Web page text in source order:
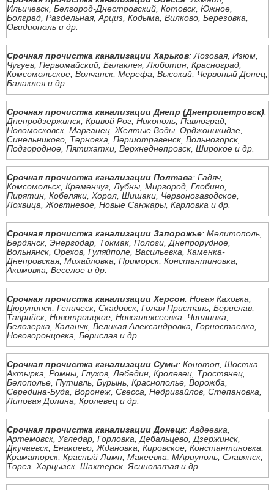
Ильичевск, Белгород-Днестровский, Котовск, Южное,
Болград, Раздельная, Арциз, Кодыма, Вилково, Березовка,
Овидиополь и др.
Срочная прочистка канализации Харьков: Лозовая, Изюм,
Чугуев, Первомайский, Балаклея, Люботин, Красноград,
Комсомольское, Волчанск, Мерефа, Высокий, Червоный Донец,
Балаклея и др.
Срочная прочистка канализации Днепр (Днепропетровск):
Днепродзержинск, Кривой Рог, Никополь, Павлоград,
Новомосковск, Марганец, Желтые Воды, Орджоникидзе,
Синельниково, Терновка, Першотравенск, Вольногорск,
Подгородное, Пятихатки, Верхнеднепровск, Широкое и др.
Срочная прочистка канализации Полтава: Гадяч,
Комсомольск, Кременчуг, Лубны, Миргород, Глобино,
Пирятин, Кобеляки, Хорол, Шишаки, Червонозаводское,
Лохвица, Жовтневое, Новые Санжары, Карловка и др.
Срочная прочистка канализации Запорожье: Мелитополь,
Бердянск, Энергодар, Токмак, Пологи, Днепрорудное,
Вольнянск, Орехов, Гуляйполе, Васильевка, Каменка-
Днепровская, Михайловка, Приморск, Константиновка,
Акимовка, Веселое и др.
Срочная прочистка канализации Херсон: Новая Каховка,
Цюрупинск, Геническ, Скадовск, Голая Пристань, Берислав,
Таврийск, Новотроицкое, Новоалексеевка, Чиплинка,
Белозерка, Каланчк, Великая Александровка, Горностаевка,
Нововоронцовка, Берислав и др.
Срочная прочистка канализации Сумы: Конотоп, Шостка,
Ахтырка, Ромны, Глухов, Лебедин, Кролевец, Тростянец,
Белополье, Путивль, Бурынь, Краснополье, Ворожба,
Середина-Буда, Воронеж, Свесса, Недригайлов, Степановка,
Липовая Долина, Кролевец и др.
Срочная прочистка канализации Донецк: Авдеевка,
Артемовск, Угледар, Горловка, Дебальцево, Дзержинск,
Дкучаевск, Енакиево, Ждановка, Кировское, Константиновка,
Краматорск, Красный Лимн, Макеевка, МАриуполь, Славянск,
Торез, Харцызск, Шахтерск, Ясиноватая и др.